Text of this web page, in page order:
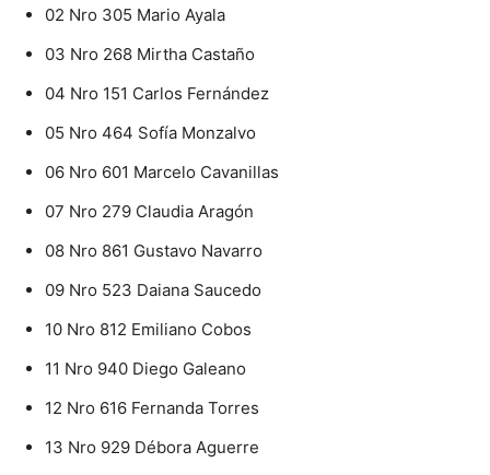
02 Nro 305 Mario Ayala
03 Nro 268 Mirtha Castaño
04 Nro 151 Carlos Fernández
05 Nro 464 Sofía Monzalvo
06 Nro 601 Marcelo Cavanillas
07 Nro 279 Claudia Aragón
08 Nro 861 Gustavo Navarro
09 Nro 523 Daiana Saucedo
10 Nro 812 Emiliano Cobos
11 Nro 940 Diego Galeano
12 Nro 616 Fernanda Torres
13 Nro 929 Débora Aguerre